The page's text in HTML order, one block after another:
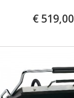
€ 519,00